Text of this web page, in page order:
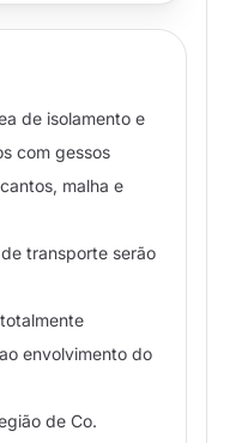
de isolamento e
com gessos
malha e
transporte serão
envolvimento do
de Co.